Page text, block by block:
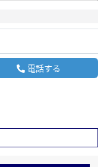
電話する